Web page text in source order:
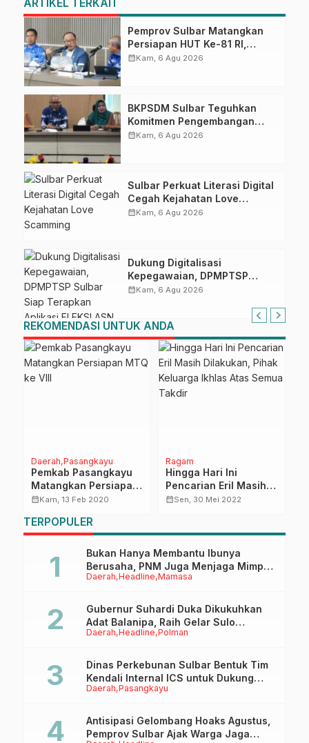
ARTIKEL TERKAIT
Pemprov Sulbar Matangkan
Persiapan HUT Ke-81 RI,
Puncak Upacara di Lapangan
calendar_monthKam, 6 Agu 2026
BKPSDM Sulbar Teguhkan
Komitmen Pengembangan
Kompetensi ASN melalui
calendar_monthKam, 6 Agu 2026
Sulbar Perkuat Literasi Digital
Cegah Kejahatan Love
Scamming
calendar_monthKam, 6 Agu 2026
Dukung Digitalisasi
Kepegawaian, DPMPTSP
Sulbar Siap Terapkan Aplikasi
calendar_monthKam, 6 Agu 2026
REKOMENDASI UNTUK ANDA
Daerah Pasangkayu
Pemkab Pasangkayu
Matangkan Persiapan
MTQ ke VIII
calendar_monthKam, 13 Feb 2020
Ragam
Hingga Hari Ini
Pencarian Eril Masih
Dilakukan, Pihak
calendar_monthSen, 30 Mei 2022
TERPOPULER
Daerah Headline Mamasa
Bukan Hanya Membantu Ibunya
Berusaha, PNM Juga Menjaga Mimpi
Anaknya Untuk Menggapai Cita-Cita
Daerah Headline Polman
Gubernur Suhardi Duka Dikukuhkan
Adat Balanipa, Raih Gelar Sulo
Tappidena
Daerah Pasangkayu
Dinas Perkebunan Sulbar Bentuk Tim
Kendali Internal ICS untuk Dukung
Sertifikasi ISPO Pekebun di
Antisipasi Gelombang Hoaks Agustus,
Pemprov Sulbar Ajak Warga Jaga